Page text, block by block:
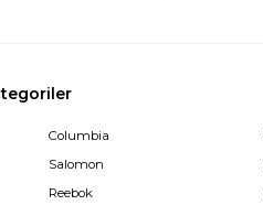
Columbia
Salomon
Reebok